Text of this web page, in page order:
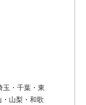
玉・千葉・東
山梨・和歌